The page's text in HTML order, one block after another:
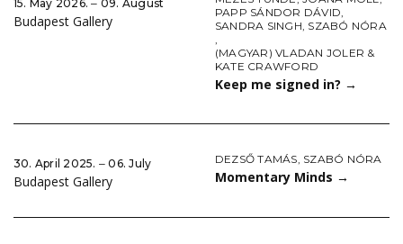
15. May 2026. ‒ 09. August
Budapest Gallery
PAPP SÁNDOR DÁVID,
SANDRA SINGH, SZABÓ NÓRA
,
(MAGYAR) VLADAN JOLER &
KATE CRAWFORD
Keep me signed in? →
30. April 2025. ‒ 06. July
Budapest Gallery
DEZSŐ TAMÁS, SZABÓ NÓRA
Momentary Minds →